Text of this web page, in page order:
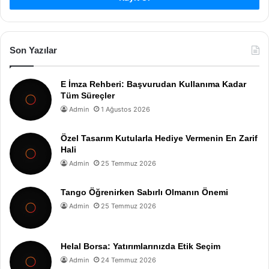
Son Yazılar
E İmza Rehberi: Başvurudan Kullanıma Kadar
Tüm Süreçler
Admin 1 Ağustos 2026
Özel Tasarım Kutularla Hediye Vermenin En Zarif
Hali
Admin 25 Temmuz 2026
Tango Öğrenirken Sabırlı Olmanın Önemi
Admin 25 Temmuz 2026
Helal Borsa: Yatırımlarınızda Etik Seçim
Admin 24 Temmuz 2026